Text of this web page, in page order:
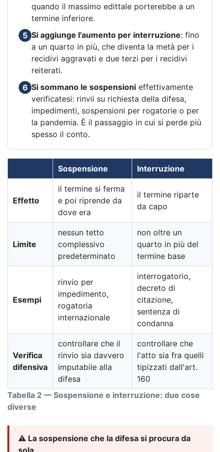
quando il massimo edittale porterebbe a un
termine inferiore.
5 Si aggiunge l'aumento per interruzione: fino
a un quarto in più, che diventa la metà per i
recidivi aggravati e due terzi per i recidivi
reiterati.
6 Si sommano le sospensioni effettivamente
verificatesi: rinvii su richiesta della difesa,
impedimenti, sospensioni per rogatorie o per
la pandemia. È il passaggio in cui si perde più
spesso il conto.
Tabella 2 — Sospensione e interruzione: due cose
diverse
Sospensione Interruzione
Effetto
il termine si ferma
e poi riprende da
dove era
il termine riparte
da capo
Limite
nessun tetto
complessivo
predeterminato
non oltre un
quarto in più del
termine base
Esempi
rinvio per
impedimento,
rogatoria
internazionale
interrogatorio,
decreto di
citazione,
sentenza di
condanna
Verifica
difensiva
controllare che il
rinvio sia davvero
imputabile alla
difesa
controllare che
l'atto sia fra quelli
tipizzati dall'art.
160
⚠️ La sospensione che la difesa si procura da
sola